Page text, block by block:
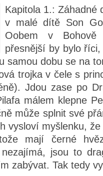
Kapitola 1.: Záhadné
v malé dítě Son
Oobem v
přesnější by bylo
samou dobu se na
trojka v čele s
Jdou zase po
málem klepne
může splnit své
vysloví myšlenku,
mají černé
jsou to
zabývat. Tak tedy